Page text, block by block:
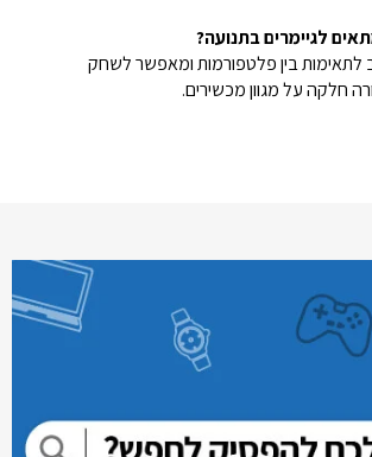
לגיימרים בתנועה?
לתאימות בין פלטפורמות ומאפשר לשחק
חלקה על מגוון מכשירים.